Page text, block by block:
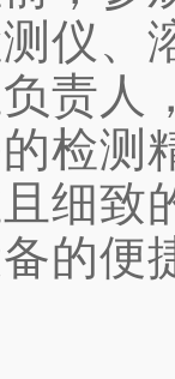
仪、
责人
检测
细致
的便